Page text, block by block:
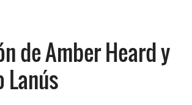
de Amber Heard y
Lanús